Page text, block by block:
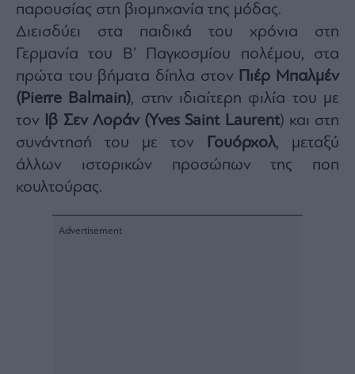
παρουσίας στη βιομηχανία της μόδας.
Διεισδύει στα παιδικά του χρόνια στη
Γερμανία του Β’ Παγκοσμίου πολέμου, στα
πρώτα του βήματα δίπλα στον Πιέρ Μπαλμέν
(Pierre Balmain), στην ιδιαίτερη φιλία του με
τον Ιβ Σεν Λοράν (Yves Saint Laurent) και στη
συνάντησή του με τον
Γουόρχολ, μεταξύ
άλλων ιστορικών προσώπων της ποπ
κουλτούρας.